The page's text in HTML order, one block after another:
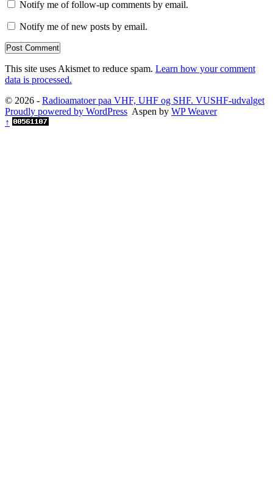
Notify me of follow-up comments by email.
Notify me of new posts by email.
This site uses Akismet to reduce spam. Learn how your comment
data is processed.
© 2026 - Radioamatoer paa VHF, UHF og SHF. VUSHF-udvalget
Proudly powered by WordPress Aspen by WP Weaver
↑